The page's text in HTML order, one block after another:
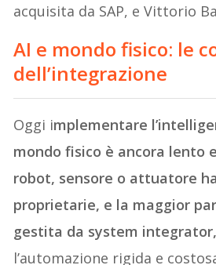
acquisita da SAP, e Vittorio
AI e mondo fisico: le
dell’integrazione
Oggi implementare
mondo fisico è ancora lento
robot, sensore o attuatore
proprietarie, e la maggior
gestita da system integrator,
l’automazione rigida e